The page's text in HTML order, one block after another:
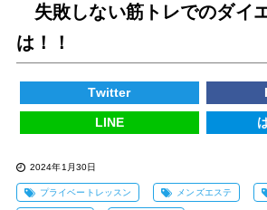
失敗しない筋トレでのダイ
は！！
Twitter
LINE
2024年1月30日
プライベートレッスン メンズエステ